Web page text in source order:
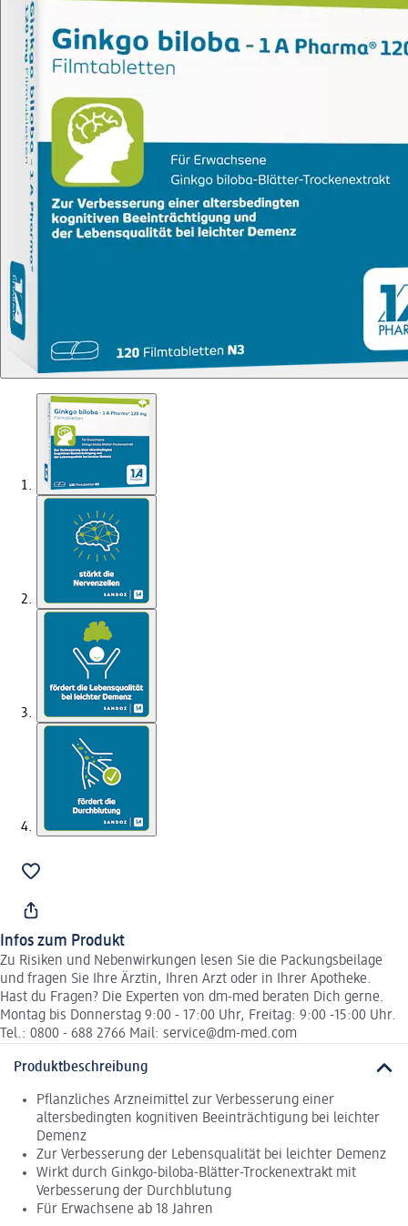
Infos zum Produkt
Zu Risiken und Nebenwirkungen lesen Sie die Packungsbeilage
und fragen Sie Ihre Ärztin, Ihren Arzt oder in Ihrer Apotheke.
Hast du Fragen? Die Experten von dm-med beraten Dich gerne.
Montag bis Donnerstag 9:00 - 17:00 Uhr, Freitag: 9:00 -15:00 Uhr.
Tel.: 0800 - 688 2766 Mail: service@dm-med.com
Produktbeschreibung
Pflanzliches Arzneimittel zur Verbesserung einer
altersbedingten kognitiven Beeinträchtigung bei leichter
Demenz
Zur Verbesserung der Lebensqualität bei leichter Demenz
Wirkt durch Ginkgo-biloba-Blätter-Trockenextrakt mit
Verbesserung der Durchblutung
Für Erwachsene ab 18 Jahren